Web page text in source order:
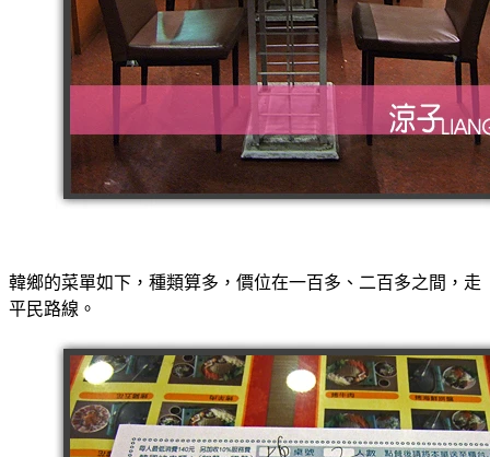
韓鄉的菜單如下，種類算多，價位在一百多、二百多之間，走
平民路線。